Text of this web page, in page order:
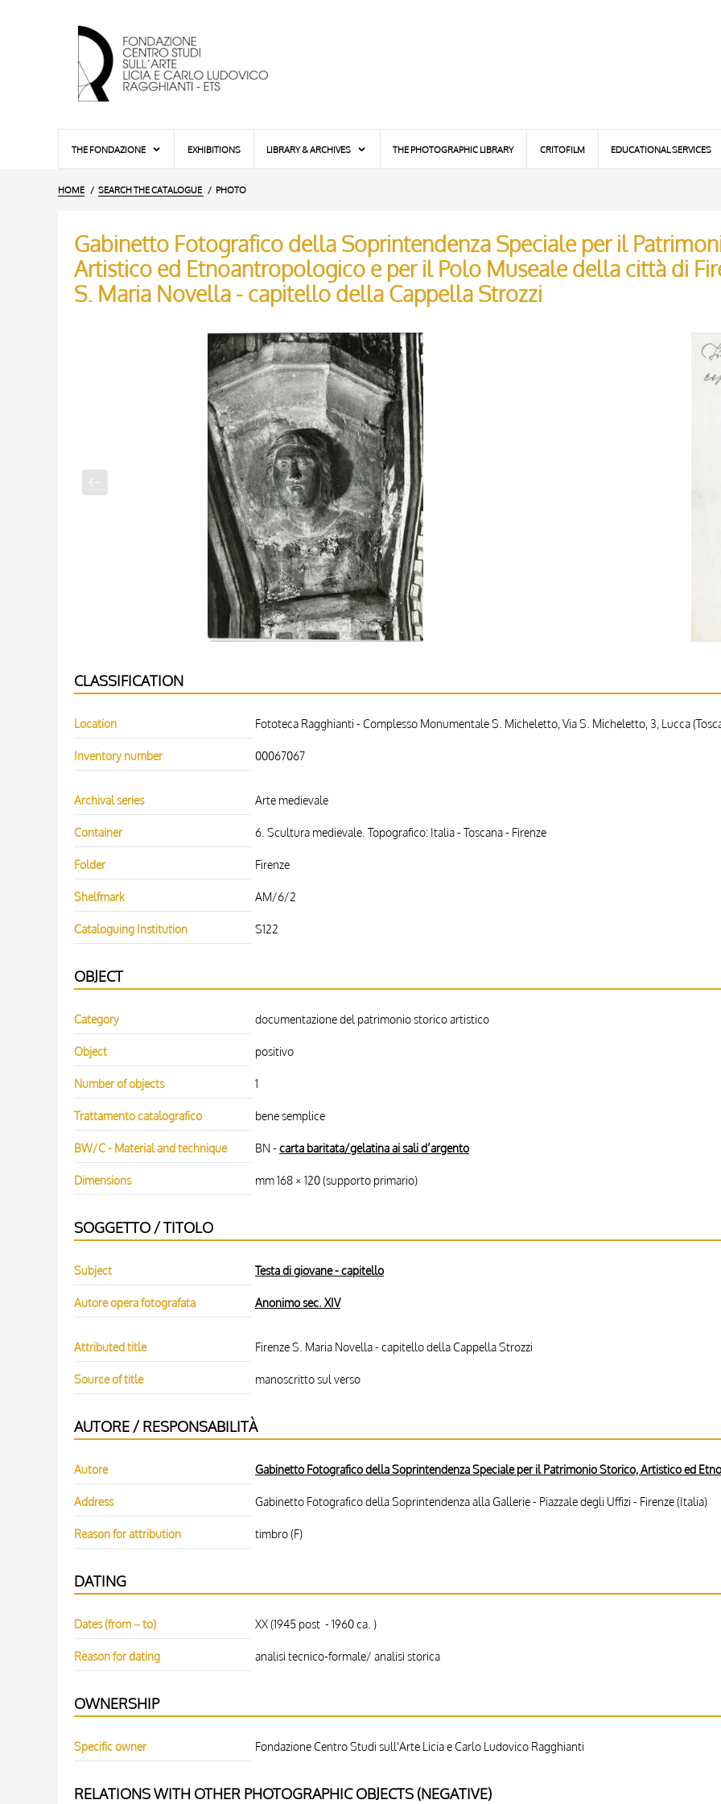
THE FONDAZIONE EXHIBITIONS LIBRARY & ARCHIVES THE PHOTOGRAPHIC LIBRARY CRITOFILM EDUCATIONAL SERVICES
HOME SEARCH THE CATALOGUE PHOTO
Gabinetto Fotografico della Soprintendenza Speciale per il
Artistico ed Etnoantropologico e per il Polo Museale della città di
S. Maria Novella - capitello della Cappella Strozzi
CLASSIFICATION
Location Fototeca Ragghianti - Complesso Monumentale S. Micheletto, Via S. Micheletto, 3, Lucca
Inventory number 00067067
Archival series Arte medievale
Container 6. Scultura medievale. Topografico: Italia - Toscana - Firenze
Folder Firenze
Shelfmark AM/6/2
Cataloguing Institution S122
OBJECT
Category documentazione del patrimonio storico artistico
Object positivo
Number of objects 1
Trattamento catalografico bene semplice
BW/C - Material and technique BN - carta baritata/gelatina ai sali d’argento
Dimensions mm 168 × 120 (supporto primario)
SOGGETTO / TITOLO
Subject Testa di giovane - capitello
Autore opera fotografata Anonimo sec. XIV
Attributed title Firenze S. Maria Novella - capitello della Cappella Strozzi
Source of title manoscritto sul verso
AUTORE / RESPONSABILITÀ
Autore Gabinetto Fotografico della Soprintendenza Speciale per il Patrimonio Storico, Artistico ed
Address Gabinetto Fotografico della Soprintendenza alla Gallerie - Piazzale degli Uffizi - Firenze (Italia)
Reason for attribution timbro (F)
DATING
Dates (from – to) XX (1945 post - 1960 ca. )
Reason for dating analisi tecnico-formale/ analisi storica
OWNERSHIP
Specific owner Fondazione Centro Studi sull'Arte Licia e Carlo Ludovico Ragghianti
RELATIONS WITH OTHER PHOTOGRAPHIC OBJECTS (NEGATIVE)